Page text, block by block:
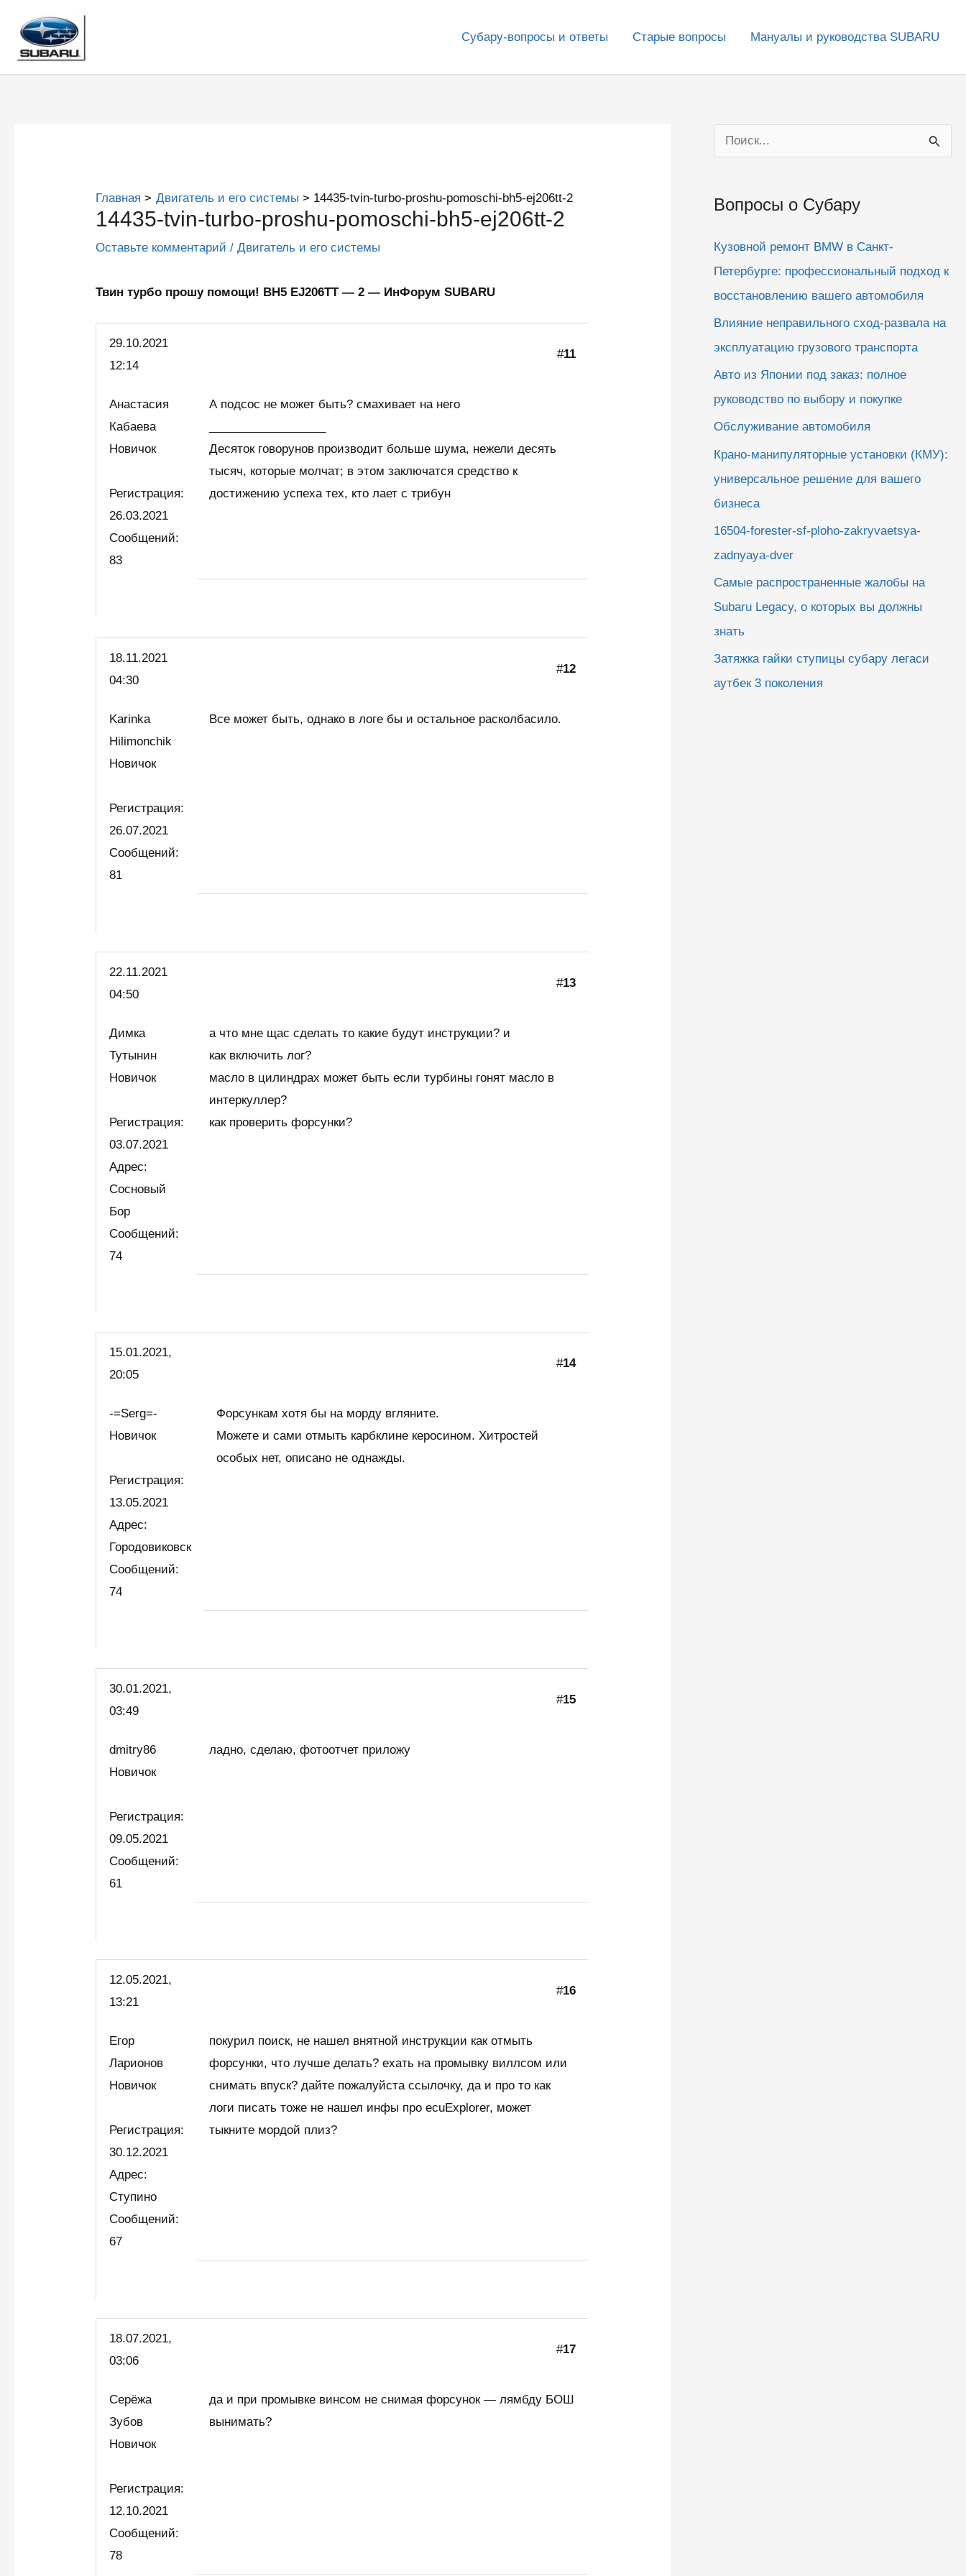
содержимому
Субару-вопросы и ответы Старые вопросы Мануалы и руководства SUBARU
Главная Двигатель и его системы 14435-tvin-turbo-proshu-pomoschi-bh5-ej206tt-2
14435-tvin-turbo-proshu-pomoschi-bh5-ej206tt-2
Оставьте комментарий /Двигатель и его системы
Твин турбо прошу помощи! BH5 EJ206TT — 2 — ИнФорум SUBARU
29.10.2021
12:14
#11
Анастасия
Кабаева
Новичок
Регистрация:
26.03.2021
Сообщений:
83
А подсос не может быть? смахивает на него
Десяток говорунов производит больше шума, нежели десять
тысяч, которые молчат; в этом заключатся средство к
достижению успеха тех, кто лает с трибун
18.11.2021
04:30
#12
Karinka
Hilimonchik
Новичок
Регистрация:
26.07.2021
Сообщений:
81
Все может быть, однако в логе бы и остальное расколбасило.
22.11.2021
04:50
#13
Димка
Тутынин
Новичок
Регистрация:
03.07.2021
Адрес:
Сосновый
Бор
Сообщений:
74
а что мне щас сделать то какие будут инструкции? и
как включить лог?
масло в цилиндрах может быть если турбины гонят масло в
интеркуллер?
как проверить форсунки?
15.01.2021,
20:05
#14
-=Serg=-
Новичок
Регистрация:
13.05.2021
Адрес:
Городовиковск
Сообщений:
74
Форсункам хотя бы на морду вгляните.
Можете и сами отмыть карбклине керосином. Хитростей
особых нет, описано не однажды.
30.01.2021,
03:49
#15
dmitry86
Новичок
Регистрация:
09.05.2021
Сообщений:
61
ладно, сделаю, фотоотчет приложу
12.05.2021,
13:21
#16
Егор
Ларионов
Новичок
Регистрация:
30.12.2021
Адрес:
Ступино
Сообщений:
67
покурил поиск, не нашел внятной инструкции как отмыть
форсунки, что лучше делать? ехать на промывку виллсом или
снимать впуск? дайте пожалуйста ссылочку, да и про то как
логи писать тоже не нашел инфы про ecuExplorer, может
тыкните мордой плиз?
18.07.2021,
03:06
#17
Серёжа
Зубов
Новичок
Регистрация:
12.10.2021
Сообщений:
78
да и при промывке винсом не снимая форсунок — лямбду БОШ
вынимать?
о
с
Вопросы о Субару
Кузовной ремонт BMW в Санкт-
Петербурге: профессиональный подход к
восстановлению вашего автомобиля
Влияние неправильного сход-развала на
эксплуатацию грузового транспорта
Авто из Японии под заказ: полное
руководство по выбору и покупке
Обслуживание автомобиля
Крано-манипуляторные установки (КМУ):
универсальное решение для вашего
бизнеса
16504-forester-sf-ploho-zakryvaetsya-
zadnyaya-dver
Самые распространенные жалобы на
Subaru Legacy, о которых вы должны
знать
Затяжка гайки ступицы субару легаси
аутбек 3 поколения